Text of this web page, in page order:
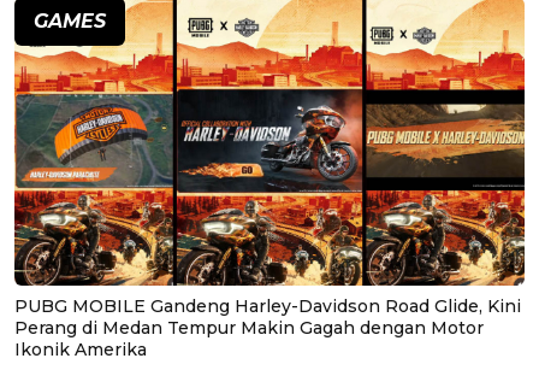
GAMES
PUBG MOBILE Gandeng Harley-Davidson Road Glide, Kini
Perang di Medan Tempur Makin Gagah dengan Motor
Ikonik Amerika